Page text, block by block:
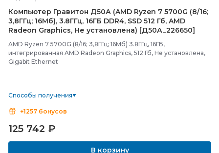
Компьютер Гравитон Д50А (AMD Ryzen 7 5700G (8/16;
3,8ГГц; 16Мб), 3.8ГГц, 16ГБ DDR4, SSD 512 Гб, AMD
Radeon Graphics, Не установлена) [Д50А_226650]
AMD Ryzen 7 5700G (8/16; 3,8ГГц; 16Мб) 3.8ГГц, 16ГБ,
интегрированная AMD Radeon Graphics, 512 Гб, Не установлена,
Gigabit Ethernet
Способы получения
+1257 бонусов
125 742 ₽
В корзину